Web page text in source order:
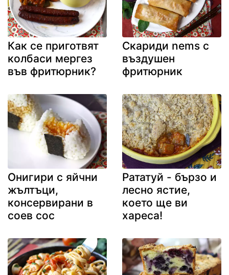
Как се приготвят
колбаси мергез
във фритюрник?
Скариди nems с
въздушен
фритюрник
Онигири с яйчни
жълтъци,
консервирани в
соев сос
Рататуй - бързо и
лесно ястие,
което ще ви
хареса!